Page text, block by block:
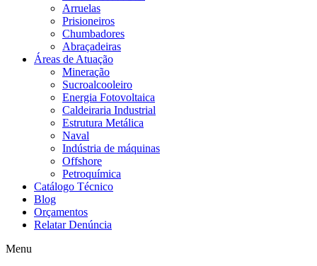
Arruelas
Prisioneiros
Chumbadores
Abraçadeiras
Áreas de Atuação
Mineração
Sucroalcooleiro
Energia Fotovoltaica
Caldeiraria Industrial
Estrutura Metálica
Naval
Indústria de máquinas
Offshore
Petroquímica
Catálogo Técnico
Blog
Orçamentos
Relatar Denúncia
Menu